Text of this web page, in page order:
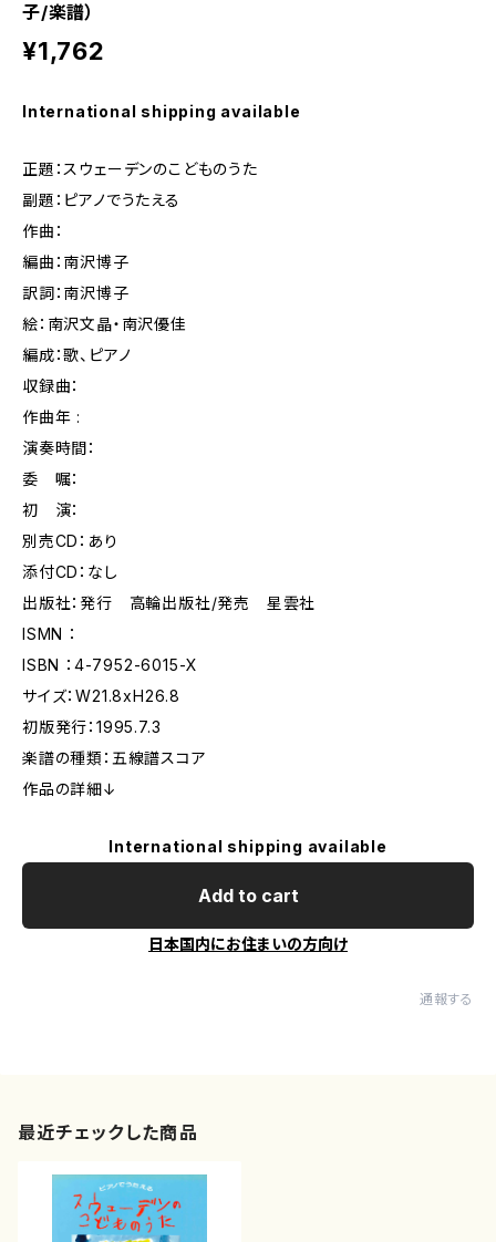
子/楽譜）
¥1,762
International shipping available
正題：スウェーデンのこどものうた
副題：ピアノでうたえる
作曲：
編曲：南沢博子
訳詞：南沢博子
絵：南沢文晶・南沢優佳
編成：歌、ピアノ
収録曲：
作曲年 :
演奏時間：
委 嘱：
初 演：
別売CD：あり
添付CD：なし
出版社：発行 高輪出版社/発売 星雲社
ISMN ：
ISBN ：4-7952-6015-X
サイズ：W21.8xH26.8
初版発行：1995.7.3
楽譜の種類：五線譜スコア
作品の詳細↓
International shipping available
Add to cart
日本国内にお住まいの方向け
通報する
最近チェックした商品